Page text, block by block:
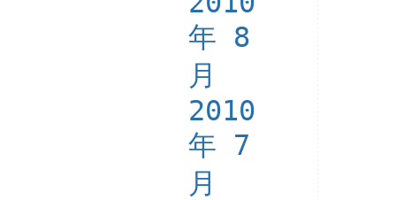
年 8
月
2010
年 7
月